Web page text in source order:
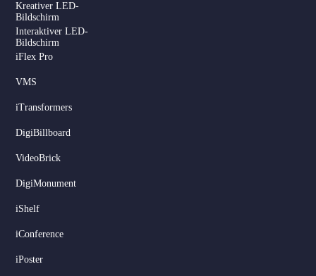
Kreativer LED-
Bildschirm
Interaktiver LED-
Bildschirm
iFlex Pro
VMS
iTransformers
DigiBillboard
VideoBrick
DigiMonument
iShelf
iConference
iPoster